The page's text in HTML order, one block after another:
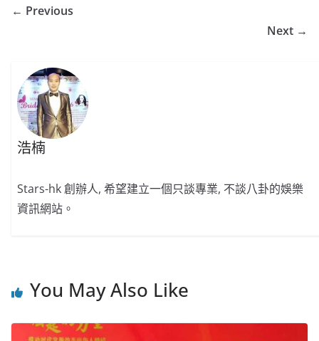
← Previous
Next →
浩楠
Stars-hk 創辦人, 希望建立一個只談專業, 不談八卦的娛樂
資訊網站。
You May Also Like